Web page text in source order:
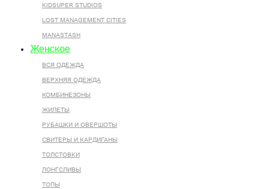
KIDSUPER STUDIOS
LOST MANAGEMENT CITIES
MANASTASH
Женское
ВСЯ ОДЕЖДА
ВЕРХНЯЯ ОДЕЖДА
КОМБИНЕЗОНЫ
ЖИЛЕТЫ
РУБАШКИ И ОВЕРШОТЫ
СВИТЕРЫ И КАРДИГАНЫ
ТОЛСТОВКИ
ЛОНГСЛИВЫ
ТОПЫ